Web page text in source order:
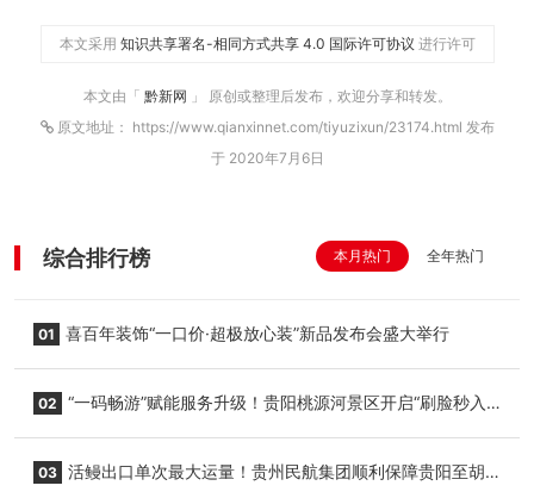
本文采用 知识共享署名-相同方式共享 4.0 国际许可协议 进行许可
本文由「 黔新网 」 原创或整理后发布，欢迎分享和转发。
原文地址： https://www.qianxinnet.com/tiyuzixun/23174.html 发布
于 2020年7月6日
综合排行榜 本月热门 全年热门
01 喜百年装饰“一口价·超极放心装”新品发布会盛大举行
02 “一码畅游”赋能服务升级！贵阳桃源河景区开启“刷脸秒入
03 活鳗出口单次最大运量！贵州民航集团顺利保障贵阳至胡